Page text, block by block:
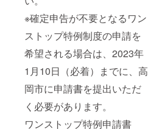
※確定申告が不要となるワン
ストップ特例制度の申請を
希望される場合は、2023年
1月10日（必着）までに、高
岡市に申請書を提出いただ
く必要があります。
ワンストップ特例申請書